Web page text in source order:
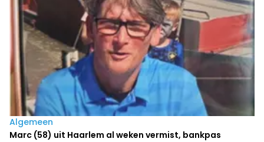
Algemeen
Marc (58) uit Haarlem al weken vermist, bankpas